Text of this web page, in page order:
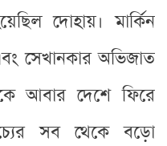
দোহায়। মার্কিন
সেখানকার অভিজাত
আবার দেশে ফিরে
সব থেকে বড়ো